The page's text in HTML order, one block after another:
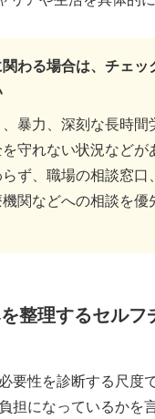
わる場合は、チェッ
暴力、深刻な長時間
守れない状況などが
ず、職場の相談窓口
関などへの相談を優
整理するセルフ
要性を診断する尺度
担になっているかを